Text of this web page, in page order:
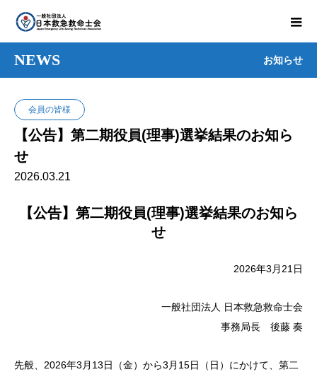
NEWS お知らせ
会員の皆様
【公告】第二期役員(理事)選挙結果のお知ら
せ
2026.03.21
【公告】第二期役員(理事)選挙結果のお知ら
せ
2026年3月21日
一般社団法人 日本救急救命士会
事務局長 後藤 奏
先般、2026年3月13日（金）から3月15日（日）にかけて、第二